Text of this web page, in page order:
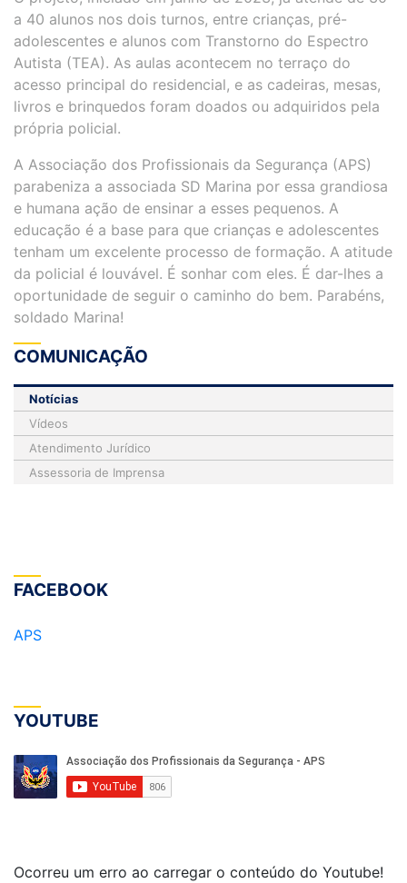
a 40 alunos nos dois turnos, entre crianças, pré-
adolescentes e alunos com Transtorno do Espectro
Autista (TEA). As aulas acontecem no terraço do
acesso principal do residencial, e as cadeiras, mesas,
livros e brinquedos foram doados ou adquiridos pela
própria policial.
A Associação dos Profissionais da Segurança (APS)
parabeniza a associada SD Marina por essa grandiosa
e humana ação de ensinar a esses pequenos. A
educação é a base para que crianças e adolescentes
tenham um excelente processo de formação. A atitude
da policial é louvável. É sonhar com eles. É dar-lhes a
oportunidade de seguir o caminho do bem. Parabéns,
soldado Marina!
COMUNICAÇÃO
Notícias
Vídeos
Atendimento Jurídico
Assessoria de Imprensa
FACEBOOK
APS
YOUTUBE
Ocorreu um erro ao carregar o conteúdo do Youtube!